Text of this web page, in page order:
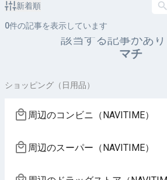
新着順
0件の記事を表示しています
該当する記事があ
マチ
ショッピング（日用品）
周辺のコンビニ（NAVITIME）
周辺のスーパー（NAVITIME）